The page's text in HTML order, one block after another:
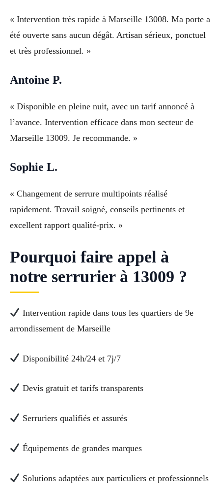
« Intervention très rapide à Marseille 13008. Ma porte a
été ouverte sans aucun dégât. Artisan sérieux, ponctuel
et très professionnel. »
Antoine P.
« Disponible en pleine nuit, avec un tarif annoncé à
l’avance. Intervention efficace dans mon secteur de
Marseille 13009. Je recommande. »
Sophie L.
« Changement de serrure multipoints réalisé
rapidement. Travail soigné, conseils pertinents et
excellent rapport qualité-prix. »
Pourquoi faire appel à
notre serrurier à 13009 ?
Intervention rapide dans tous les quartiers de 9e
arrondissement de Marseille
Disponibilité 24h/24 et 7j/7
Devis gratuit et tarifs transparents
Serruriers qualifiés et assurés
Équipements de grandes marques
Solutions adaptées aux particuliers et professionnels